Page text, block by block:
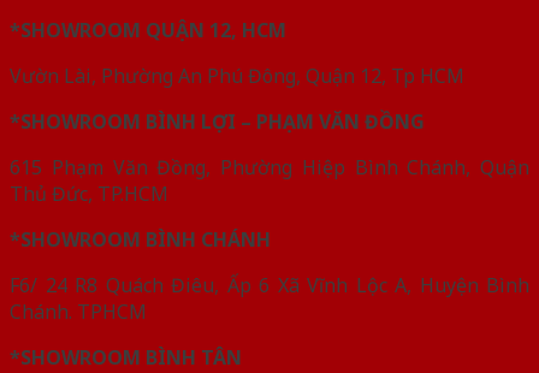
*SHOWROOM QUẬN 12, HCM
Vườn Lài, Phường An Phú Đông, Quận 12, Tp HCM
*SHOWROOM BÌNH LỢI – PHẠM VĂN ĐỒNG
615 Phạm Văn Đồng, Phường Hiệp Bình Chánh, Quận
Thủ Đức, TP.HCM
*SHOWROOM BÌNH CHÁNH
F6/ 24 R8 Quách Điêu, Ấp 6 Xã Vĩnh Lộc A, Huyện Bình
Chánh. TPHCM
*SHOWROOM BÌNH TÂN